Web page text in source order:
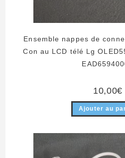
Ensemble nappes de
Con au LCD télé Lg
10,00€
Ajouter au